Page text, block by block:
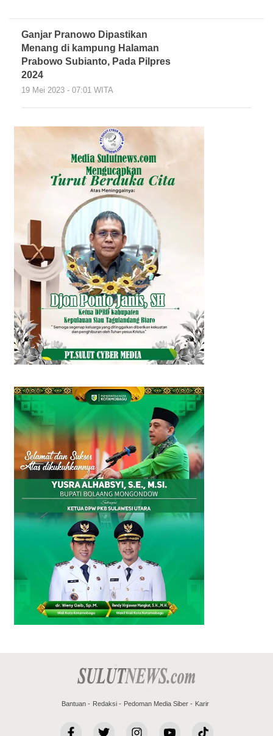
Ganjar Pranowo Dipastikan
Menang di kampung Halaman
Prabowo Subianto, Pada Pilpres
2024
19 Mei 2023 - 07:01 WITA
Bantuan Redaksi Pedoman Media Siber Karir